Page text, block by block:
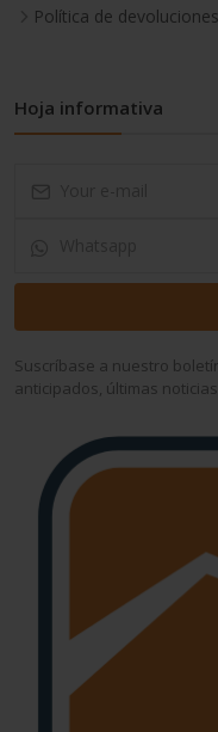
Política de devoluciones
Hoja informativa
Suscríbase a nuestro
anticipados, últimas